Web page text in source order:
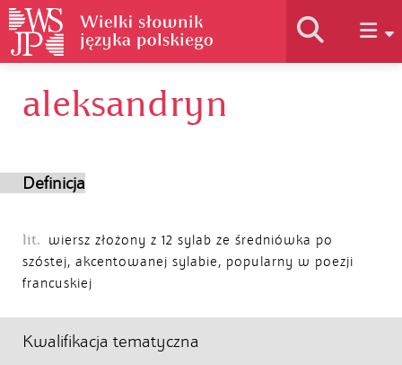
Historia słownika
aleksandryn
Definicja
lit.
wiersz złożony z 12 sylab ze średniówka po
szóstej, akcentowanej sylabie, popularny w poezji
francuskiej
Kwalifikacja tematyczna